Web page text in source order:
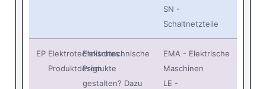
SN -
Schaltnetzteile
EP Elektrotechnisches
Produktdesign
Elektrotechnische
Produkte
gestalten? Dazu
EMA - Elektrische
Maschinen
LE -